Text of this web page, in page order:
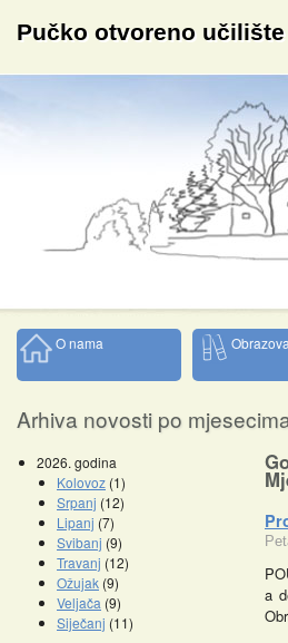
Pučko otvoreno
O nama
Arhiva novosti po
2026. godina
Kolovoz (1)
Srpanj (12)
Lipanj (7)
Svibanj (9)
Travanj (12)
Ožujak (9)
Veljača (9)
Siječanj (11)
a